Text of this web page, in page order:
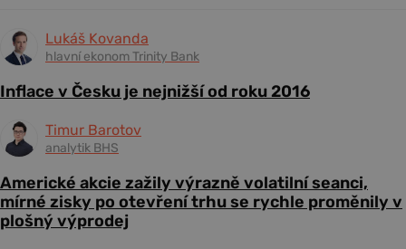
Lukáš Kovanda
hlavní ekonom Trinity Bank
Inflace v Česku je nejnižší od roku 2016
Timur Barotov
analytik BHS
Americké akcie zažily výrazně volatilní seanci,
mírné zisky po otevření trhu se rychle proměnily v
plošný výprodej